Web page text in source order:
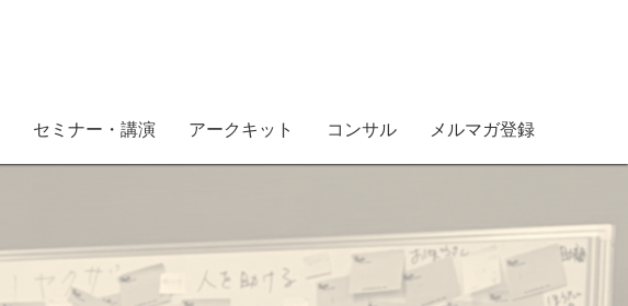
セミナー・講演 アークキット コンサル メルマガ登録